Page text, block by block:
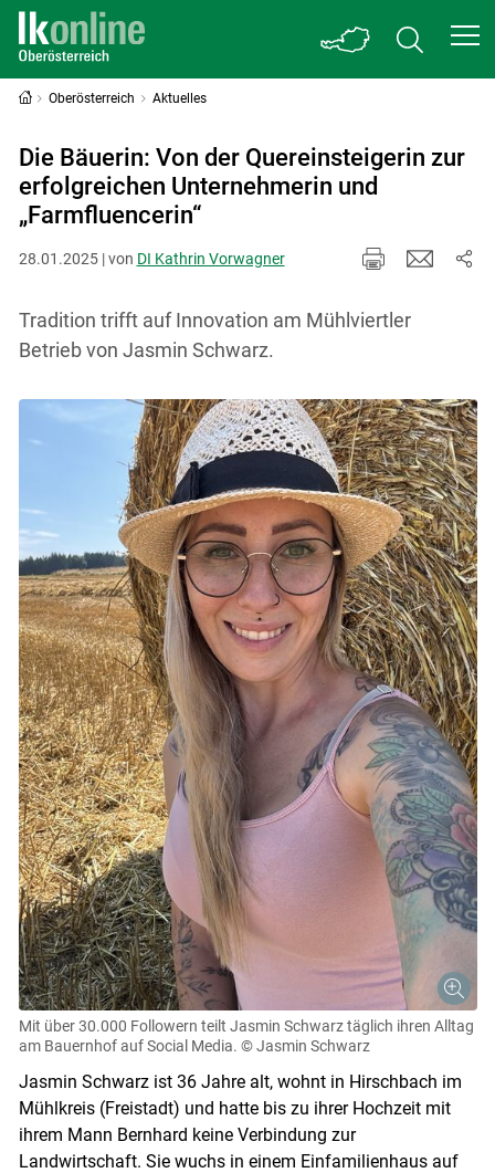
Oberösterreich Aktuelles
Die Bäuerin: Von der Quereinsteigerin zur
erfolgreichen Unternehmerin und
„Farmfluencerin“
28.01.2025 | von DI Kathrin Vorwagner
Tradition trifft auf Innovation am Mühlviertler
Betrieb von Jasmin Schwarz.
Mit über 30.000 Followern teilt Jasmin Schwarz täglich ihren Alltag
am Bauernhof auf Social Media. © Jasmin Schwarz
Jasmin Schwarz ist 36 Jahre alt, wohnt in Hirschbach im
Mühlkreis (Freistadt) und hatte bis zu ihrer Hochzeit mit
ihrem Mann Bernhard keine Verbindung zur
Landwirtschaft. Sie wuchs in einem Einfamilienhaus auf